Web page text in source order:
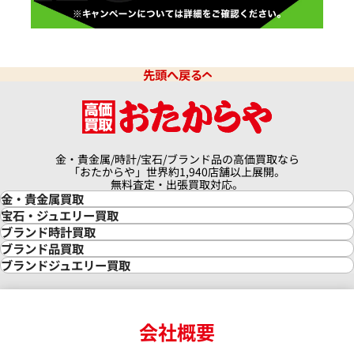
先頭へ戻る
金・貴金属/時計/宝石/ブランド品の高価買取なら
「おたからや」世界約1,940店舗以上展開。
無料査定・出張買取対応。
金・貴金属買取
金買取
金の相場価格情報
金の参考買取価格一覧
インゴット買取
インゴットの相場価格情報
24金買取
宝石・ジュエリー買取
宝石・ジュエリー買取
ダイヤモンド買取
ダイヤモンド・宝石の参考価格一覧
リング・結婚指輪買取
エメラルド買取
ブランド時計買取
時計買取
ロレックス買取
ロレックス デイトナ買取
ロレックス サブマリーナー買取
ロレックス エクスプローラー買取
ロレックス デイトジャスト買取
ブランド品買取
ブランド買取
ブランドジュエリー買取
ヴァンクリーフ＆アーペル買取会社概要